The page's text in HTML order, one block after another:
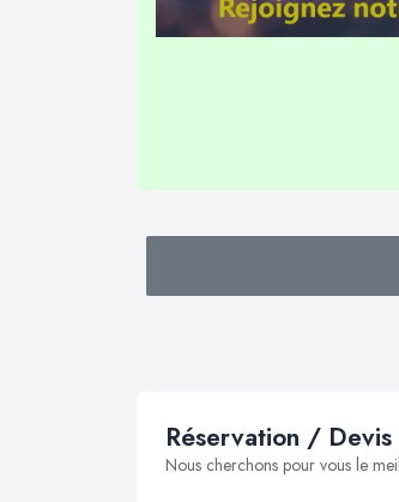
Réservation /
Nous cherchons pour vous le